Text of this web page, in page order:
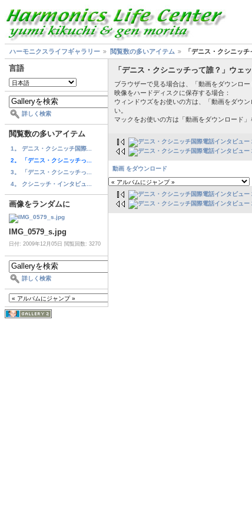
ハーモニクスライフギャラリー 閲覧数の多いアイテム 「デニス・クシニッ
言語
詳しく検索
閲覧数の多いアイテム
1。 デニス・クシニッチ国際...
2。 「デニス・クシニッチっ...
3。 「デニス・クシニッチっ...
4。 クシニッチ・インタビュ...
画像をランダムに
IMG_0579_s.jpg
日付: 2009年12月05日 閲覧回数: 3270
詳しく検索
「デニス・クシニッチって誰？」ウェ
ブラウザーで見る場合は、「動画をダウンロー
映像をハードディスクに保存する場合：
ウィンドウズをお使いの方は、「動画をダウ
い。
マックをお使いの方は「動画をダウンロード
動画 をダウンロード